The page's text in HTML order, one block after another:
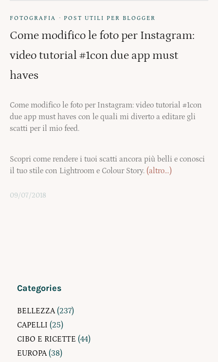
FOTOGRAFIA · POST UTILI PER BLOGGER
Come modifico le foto per Instagram:
video tutorial #1con due app must
haves
Come modifico le foto per Instagram: video tutorial #1con
due app must haves con le quali mi diverto a editare gli
scatti per il mio feed.
Scopri come rendere i tuoi scatti ancora più belli e conosci
il tuo stile con Lightroom e Colour Story. (altro…)
09/07/2018
Categories
BELLEZZA(237)
CAPELLI (25)
CIBO E RICETTE (44)
EUROPA(38)